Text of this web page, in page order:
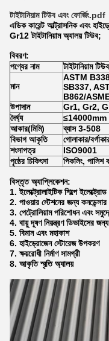
টাইটানিয়াম টিউব এবং ফোর্জিং.pdf
এডিক কারেন্ট আল্ট্রাসনিক এবং
Gr12 টাইটানিয়াম অ্যালয় টিউব;
বিবরণ:
পণ্যের নাম
টাইটানিয়াম
মান
ASTM
SB337,
B862/
উপাদান
Gr1, Gr2,
দৈর্ঘ্য
≤14000mm
আকার(মিমি)
ব্যাস 3-508
বিভাগ আকৃতি
গোলাকার/
শংসাপত্র
ISO9001
পৃষ্ঠের চিকিৎসা
পিকলিং, পালিশ
বিস্তৃত অ্যাপ্লিকেশন:
1. ইলেক্ট্রোলাইটিক শিল্পে ইলেক্ট্রোড
2. পাওয়ার স্টেশনের জন্য কনডেন্সার
3. পেট্রোলিয়াম পরিশোধন এবং
4. বায়ু দূষণ নিয়ন্ত্রণ ডিভাইসের জন্য
5. বিমান এবং মহাকাশ
6. হাইড্রোজেন স্টোরেজ উপকরণ
7. ক্ষয়রোধী নির্মাণ সামগ্রী
8. আকৃতি স্মৃতি অ্যালয়